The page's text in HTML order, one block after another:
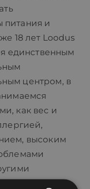
питания и
18 лет Loodus
единственным
центром, в
как вес и
высоким